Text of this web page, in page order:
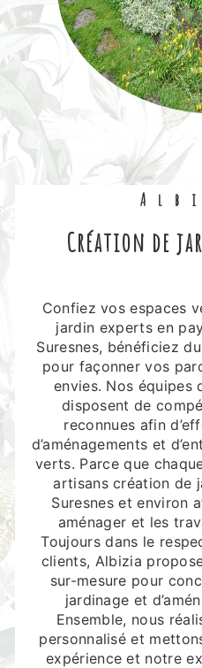
création de
Confiez vos espaces verts à des création de
jardin experts en
Suresnes, bénéficiez
pour façonner vos
envies. Nos équipes
disposent de
reconnues afin
d’aménagements et
verts. Parce que
artisans création de
Suresnes et environ
aménager et les
Toujours dans le
clients, Albizia
sur-mesure pour
jardinage et
Ensemble, nous
personnalisé et
expérience et notre